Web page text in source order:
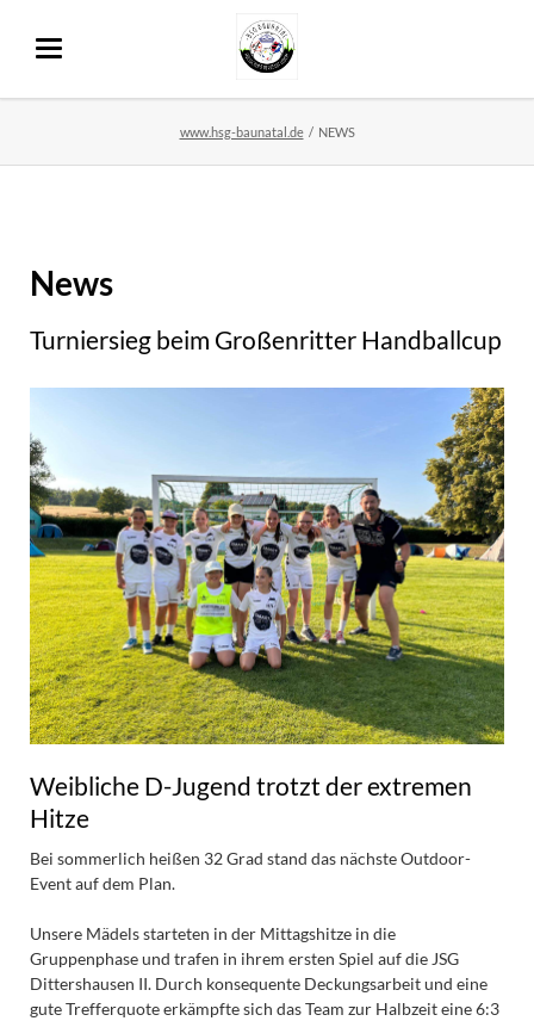
www.hsg-baunatal.de NEWS
News
Turniersieg beim Großenritter Handballcup
Weibliche D-Jugend trotzt der extremen
Hitze
Bei sommerlich heißen 32 Grad stand das nächste Outdoor-
Event auf dem Plan.
Unsere Mädels starteten in der Mittagshitze in die
Gruppenphase und trafen in ihrem ersten Spiel auf die JSG
Dittershausen II. Durch konsequente Deckungsarbeit und eine
gute Trefferquote erkämpfte sich das Team zur Halbzeit eine 6:3